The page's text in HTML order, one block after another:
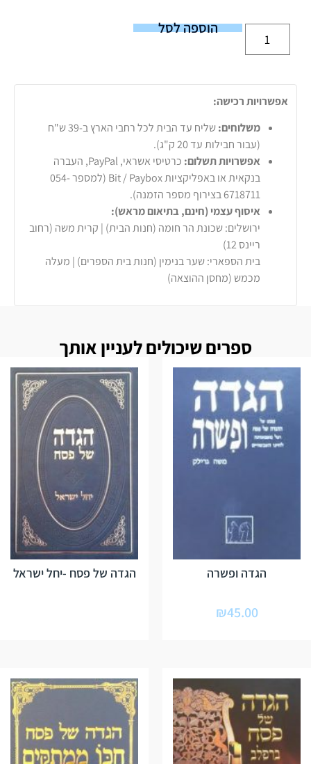
הוספה לסל
אפשרויות רכישה:
משלוחים:
שליח עד הבית לכל רחבי הארץ ב-39 ש"ח
(עבור חבילות עד 20 ק"ג).
אפשרויות תשלום:
כרטיסי אשראי, PayPal, העברה
בנקאית או באפליקציות Bit / Paybox (למספר 054-
6718711 בצירוף מספר הזמנה).
איסוף עצמי (חינם, בתיאום מראש):
ירושלים: שכונת הר חומה (חנות הבית) | קרית משה (רחוב
ריינס 12)
בית הספארי: שער בנימין (חנות בית הספרים) | מעלה
מכמש (מחסן ההוצאה)
ספרים שיכולים לעניין אותך
הגדה ופשרה
₪45.00
הגדה של פסח -יחל ישראל